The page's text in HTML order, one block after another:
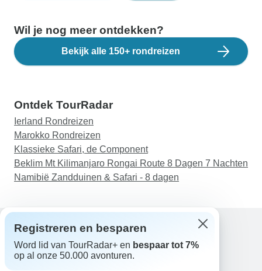
Wil je nog meer ontdekken?
Bekijk alle 150+ rondreizen
Ontdek TourRadar
Ierland Rondreizen
Marokko Rondreizen
Klassieke Safari, de Component
Beklim Mt Kilimanjaro Rongai Route 8 Dagen 7 Nachten
Namibië Zandduinen & Safari - 8 dagen
Hulp
Neem contact met ons op
Registreren en besparen
Word lid van TourRadar+ en bespaar tot 7%
op al onze 50.000 avonturen.